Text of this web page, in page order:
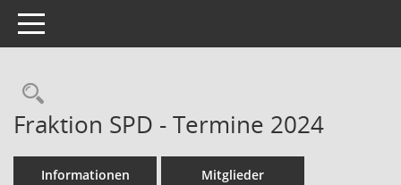
Toggle navigation
Rechercheauswahl
Fraktion SPD - Termine 2024
Informationen Mitglieder